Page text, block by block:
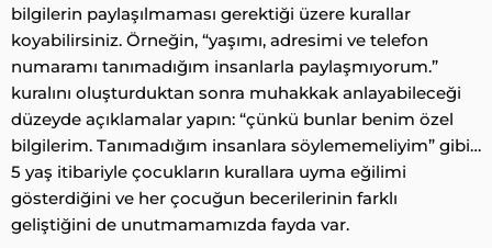
bilgilerin paylaşılmaması gerektiği üzere kurallar
koyabilirsiniz. Örneğin, “yaşımı, adresimi ve telefon
numaramı tanımadığım insanlarla paylaşmıyorum.”
kuralını oluşturduktan sonra muhakkak anlayabileceği
düzeyde açıklamalar yapın: “çünkü bunlar benim özel
bilgilerim. Tanımadığım insanlara söylememeliyim” gibi…
5 yaş itibariyle çocukların kurallara uyma eğilimi
gösterdiğini ve her çocuğun becerilerinin farklı
geliştiğini de unutmamamızda fayda var.